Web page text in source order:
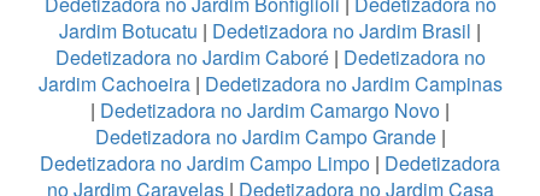
Jardim Botucatu | Dedetizadora no Jardim Brasil |
Dedetizadora no Jardim Caboré| Dedetizadora no
Jardim Cachoeira| Dedetizadora no Jardim Campinas
| Dedetizadora no Jardim Camargo Novo |
Dedetizadora no Jardim Campo Grande|
Dedetizadora no Jardim Campo Limpo | Dedetizadora
no Jardim Caravelas| Dedetizadora no Jardim Casa